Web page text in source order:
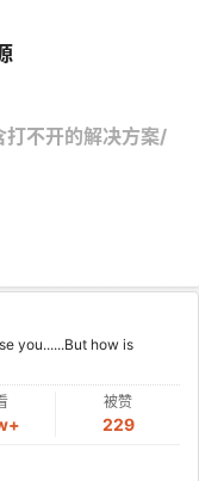
不开的解决方案/
you......But how is
被赞
229